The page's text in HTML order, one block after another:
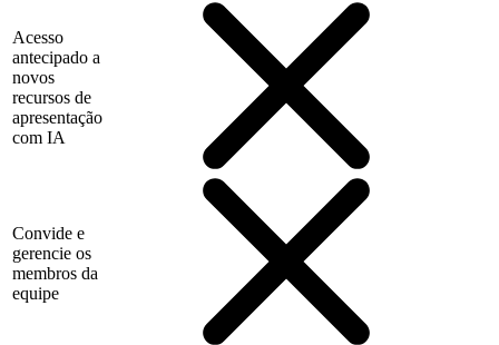
Acesso
antecipado a
novos
recursos de
apresentação
com IA
Convide e
gerencie os
membros da
equipe